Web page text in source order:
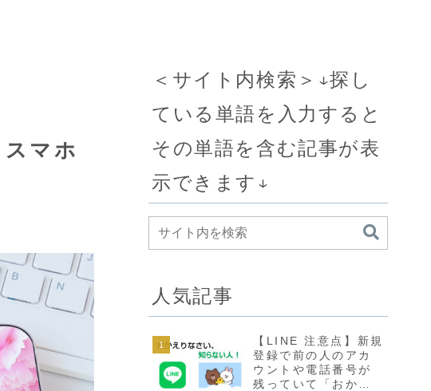
マホ
＜サイト内検索＞↓探し
ている単語を入力すると
その単語を含む記事が表
示できます↓
人気記事
【LINE 注意点】新規
登録で前の人のアカ
ウントや電話番号が
残っていて「おかえ